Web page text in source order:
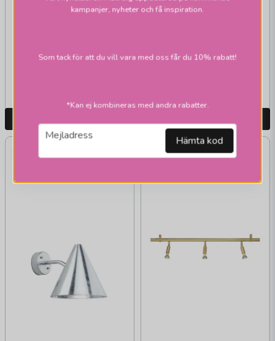
ÖRSJÖ BELYSNING
13 165 kr
kampanjer, nyheter och få inspiration.
Som tack för att du vill vara med oss får du 10% rabatt!
*Kan ej kombineras med andra rabatter.
email
Mejladress Hämta kod